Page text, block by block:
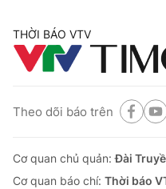
THỜI BÁO VTV
Theo dõi báo trên
Cơ quan chủ quản:Đài
Cơ quan báo chí: Thời báo